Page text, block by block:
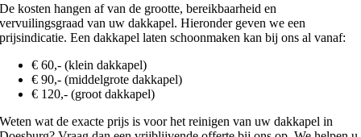
De kosten hangen af van de grootte, bereikbaarheid en
vervuilingsgraad van uw dakkapel. Hieronder geven we een
prijsindicatie. Een dakkapel laten schoonmaken kan bij ons al vanaf:
€ 60,- (klein dakkapel)
€ 90,- (middelgrote dakkapel)
€ 120,- (groot dakkapel)
Weten wat de exacte prijs is voor het reinigen van uw dakkapel in